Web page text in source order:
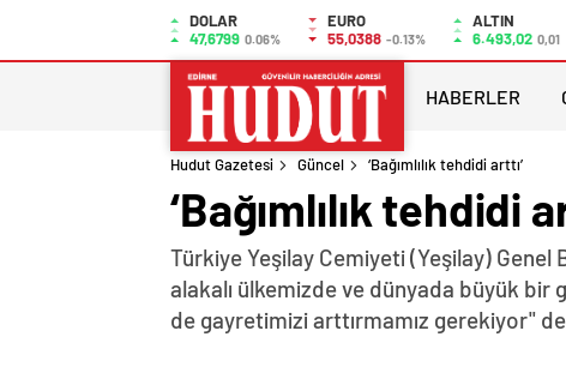
DOLAR
47,6799 0.06%
EURO
55,0388 -0.13%
ALTIN
6.493,02 0,01
HABERLER
Hudut Gazetesi Güncel ‘Bağımlılık tehdidi arttı’
‘Bağımlılık tehdidi
Türkiye Yeşilay Cemiyeti (Yeşilay) Genel
alakalı ülkemizde ve dünyada büyük
de gayretimizi arttırmamız gerekiyor"